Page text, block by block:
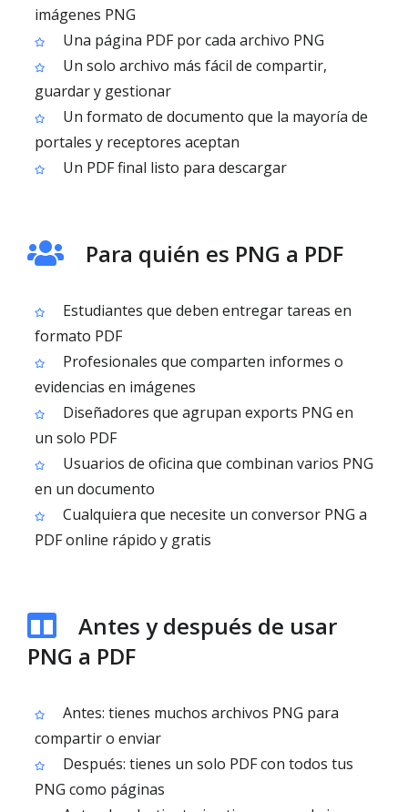
imágenes PNG
Una página PDF por cada archivo PNG
Un solo archivo más fácil de compartir,
guardar y gestionar
Un formato de documento que la mayoría de
portales y receptores aceptan
Un PDF final listo para descargar
Para quién es PNG a PDF
Estudiantes que deben entregar tareas en
formato PDF
Profesionales que comparten informes o
evidencias en imágenes
Diseñadores que agrupan exports PNG en
un solo PDF
Usuarios de oficina que combinan varios PNG
en un documento
Cualquiera que necesite un conversor PNG a
PDF online rápido y gratis
Antes y después de usar
PNG a PDF
Antes: tienes muchos archivos PNG para
compartir o enviar
Después: tienes un solo PDF con todos tus
PNG como páginas